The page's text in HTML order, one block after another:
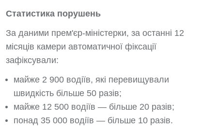
Статистика порушень
За даними прем'єр-міністерки, за останні 12
місяців камери автоматичної фіксації
зафіксували:
майже 2 900 водіїв, які перевищували
швидкість більше 50 разів;
майже 12 500 водіїв — більше 20 разів;
понад 35 000 водіїв — більше 10 разів.